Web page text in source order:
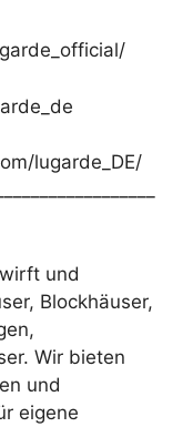
lugarde_DE/
und
Blockhäuser,
Wir bieten
und
eigene